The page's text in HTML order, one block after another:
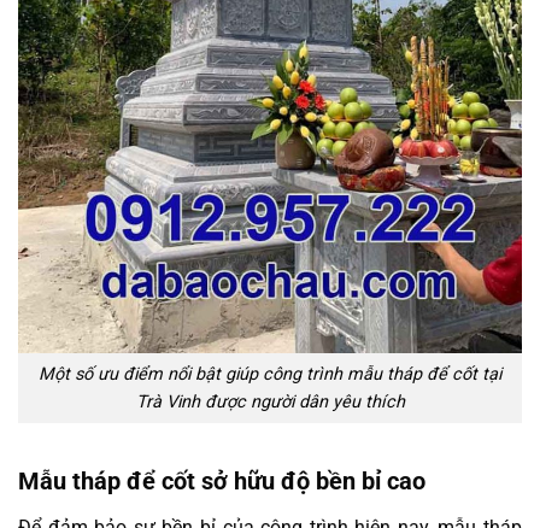
Một số ưu điểm nổi bật giúp công trình mẫu tháp để cốt tại
Trà Vinh được người dân yêu thích
Mẫu tháp để cốt sở hữu độ bền bỉ cao